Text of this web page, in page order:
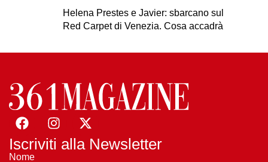
Helena Prestes e Javier: sbarcano sul
Red Carpet di Venezia. Cosa accadrà
Iscriviti alla Newsletter
Nome